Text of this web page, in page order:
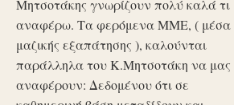
Μητσοτάκης γνωρίζουν πολύ καλά τι
αναφέρω. Τα φερόμενα ΜΜΕ, ( μέσα
μαζικής εξαπάτησης ), καλούνται
παράλληλα του Κ.Μητσοτάκη να μας
αναφέρουν: Δεδομένου ότι σε